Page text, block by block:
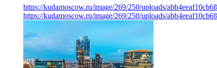
https://kudamoscow.ru/image/269/250/uploads/
https://kudamoscow.ru/image/269/250/uploads/